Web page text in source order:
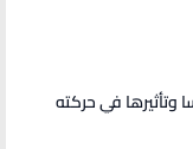
وتأثيرها في حركته